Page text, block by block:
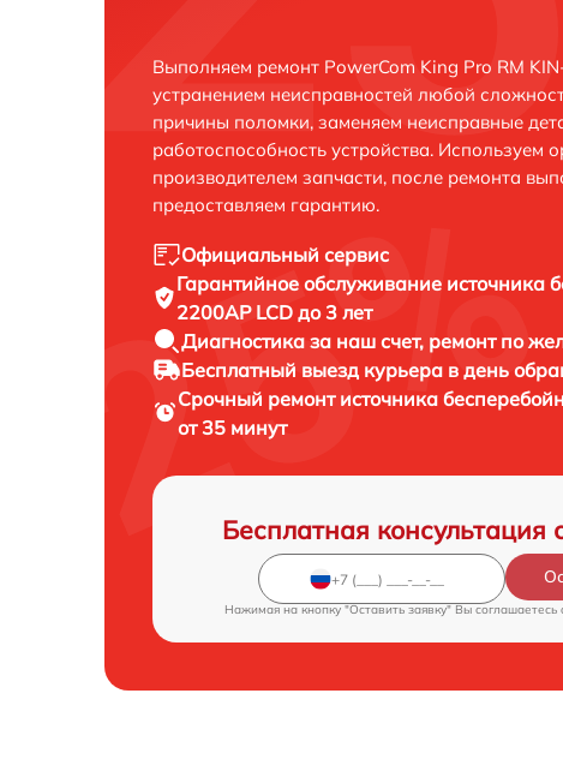
Выполняем ремонт PowerCom King Pro RM
устранением неисправностей любой
причины поломки, заменяем неисправные
работоспособность устройства.
производителем запчасти, после ремонта
предоставляем гарантию.
Официальный сервис
Гарантийное обслуживание источника
2200AP LCD до 3 лет
Диагностика за наш счет, ремонт по
Бесплатный выезд курьера в день
Срочный ремонт источника
от 35 минут
Бесплатная консультация
Нажимая на кнопку "Оставить заявку" Вы соглашаетесь